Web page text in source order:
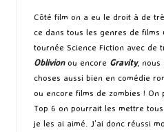
Côté film on a eu le droit à de
ce dans tous les genres de films
tournée Science Fiction avec de
Oblivion ou encore Gravity, nous
choses aussi bien en comédie
ou encore films de zombies ! On
Top 6 on pourrait les mettre
je les ai aimé. J’ai donc réussi